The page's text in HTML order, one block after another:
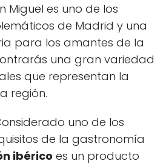
Miguel es uno de los
de Madrid y una
para los amantes de la
una gran variedad
que representan la
región.
uno de los
de la gastronomía
ibérico es un producto